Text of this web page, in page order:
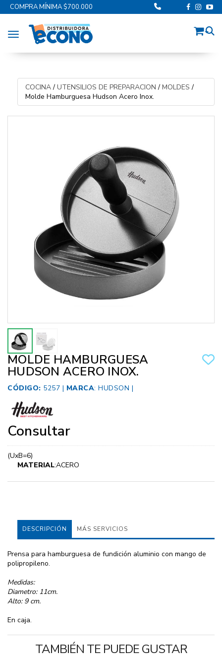
COMPRA MÍNIMA $700.000
Toggle navigation
COCINA/ UTENSILIOS DE PREPARACION / MOLDES /
Molde Hamburguesa Hudson Acero Inox.
MOLDE HAMBURGUESA
HUDSON ACERO INOX.
CÓDIGO: 5257 | MARCA: HUDSON |
Consultar
(UxB=6)
MATERIAL:ACERO
DESCRIPCIÓN MÁS SERVICIOS
Prensa para hamburguesa de fundición aluminio con mango de
polipropileno.
Medidas:
Diametro: 11cm.
Alto: 9 cm.
En caja.
TAMBIÉN TE PUEDE GUSTAR